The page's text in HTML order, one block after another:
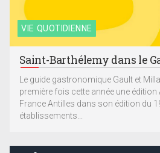
VIE QUOTIDIENNE
Saint-Barthélemy dans le
Le guide gastronomique Gault et
première fois cette année une
France Antilles dans son édition du
établissements...